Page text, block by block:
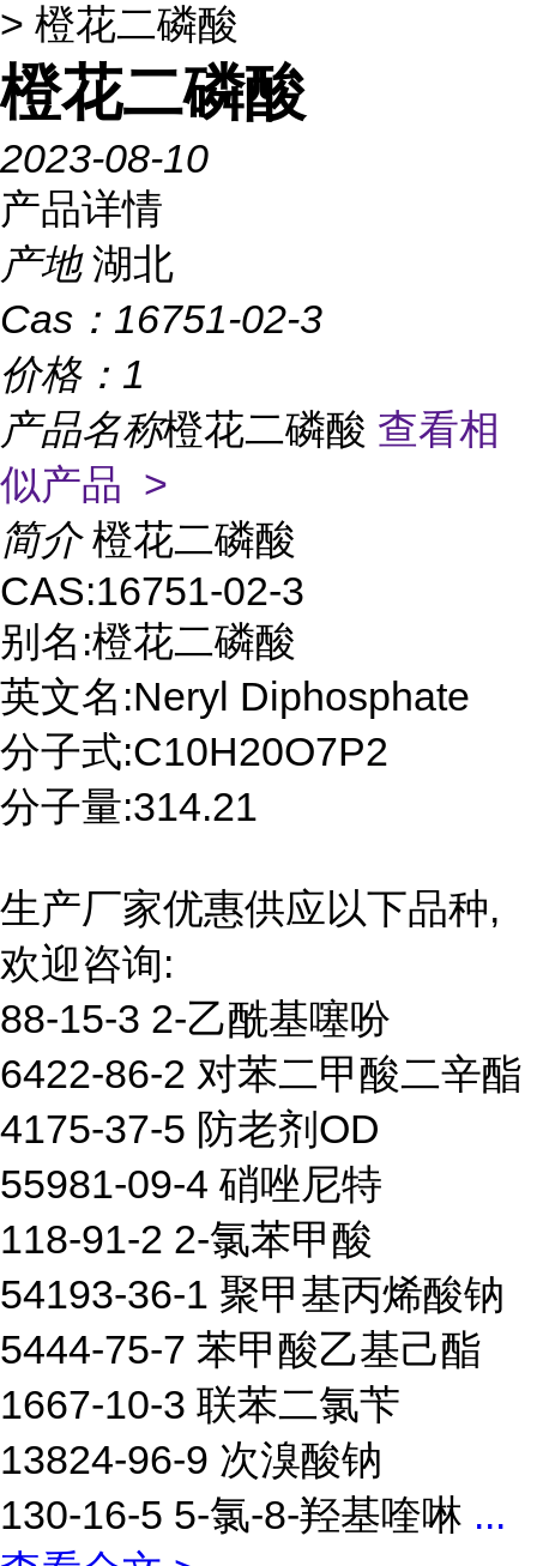
> 橙花二磷酸
橙花二磷酸
2023-08-10
产品详情
产地 湖北
Cas： 16751-02-3
价格： 1
产品名称橙花二磷酸 查看相
似产品 >
简介 橙花二磷酸
CAS:16751-02-3
别名:橙花二磷酸
英文名:Neryl Diphosphate
分子式:C10H20O7P2
分子量:314.21
生产厂家优惠供应以下品种,
欢迎咨询:
88-15-3 2-乙酰基噻吩
6422-86-2 对苯二甲酸二辛酯
4175-37-5 防老剂OD
55981-09-4 硝唑尼特
118-91-2 2-氯苯甲酸
54193-36-1 聚甲基丙烯酸钠
5444-75-7 苯甲酸乙基己酯
1667-10-3 联苯二氯苄
13824-96-9 次溴酸钠
130-16-5 5-氯-8-羟基喹啉 ...